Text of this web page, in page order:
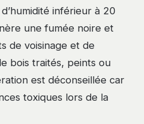
inférieur à 20
une fumée noire et
de voisinage et de
bois traités, peints ou
est déconseillée car
toxiques lors de la